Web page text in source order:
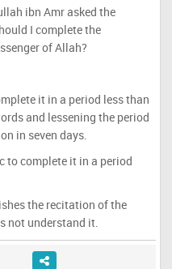
ibn Amr asked the
of Allah?
it in a period less than
and lessening the period
in seven days.
to complete it in a period
not understand it.